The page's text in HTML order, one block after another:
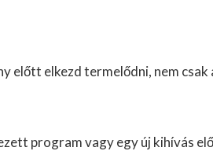
előtt elkezd termelődni, nem csak
program vagy egy új kihívás